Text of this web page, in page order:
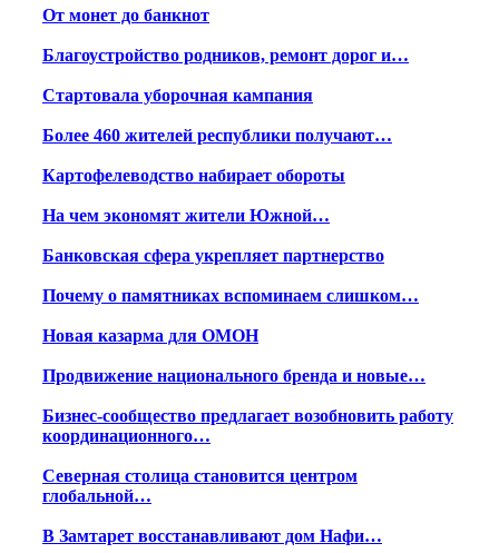
От монет до банкнот
Благоустройство родников, ремонт дорог и…
Стартовала уборочная кампания
Более 460 жителей республики получают…
Картофелеводство набирает обороты
На чем экономят жители Южной…
Банковская сфера укрепляет партнерство
Почему о памятниках вспоминаем слишком…
Новая казарма для ОМОН
Продвижение национального бренда и новые…
Бизнес-сообщество предлагает возобновить работу
координационного…
Северная столица становится центром
глобальной…
В Замтарет восстанавливают дом Нафи…